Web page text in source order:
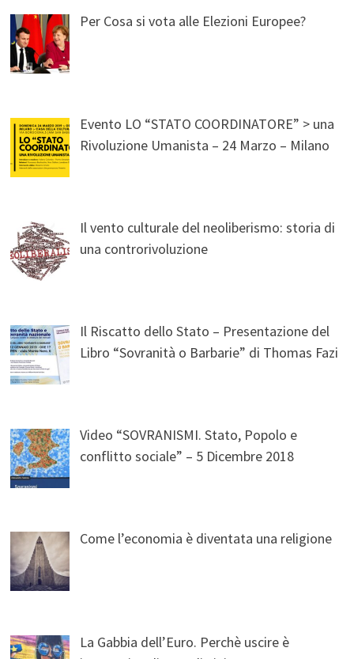
Per Cosa si vota alle Elezioni Europee?
Evento LO “STATO COORDINATORE” > una
Rivoluzione Umanista – 24 Marzo – Milano
Il vento culturale del neoliberismo: storia di
una controrivoluzione
Il Riscatto dello Stato – Presentazione del
Libro “Sovranità o Barbarie” di Thomas Fazi
Video “SOVRANISMI. Stato, Popolo e
conflitto sociale” – 5 Dicembre 2018
Come l’economia è diventata una religione
La Gabbia dell’Euro. Perchè uscire è